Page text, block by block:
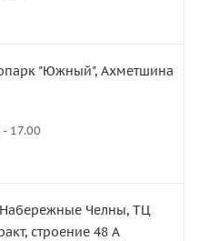
"Южный", Ахметшина
17.00
Набережные Челны, ТЦ
строение 48 А